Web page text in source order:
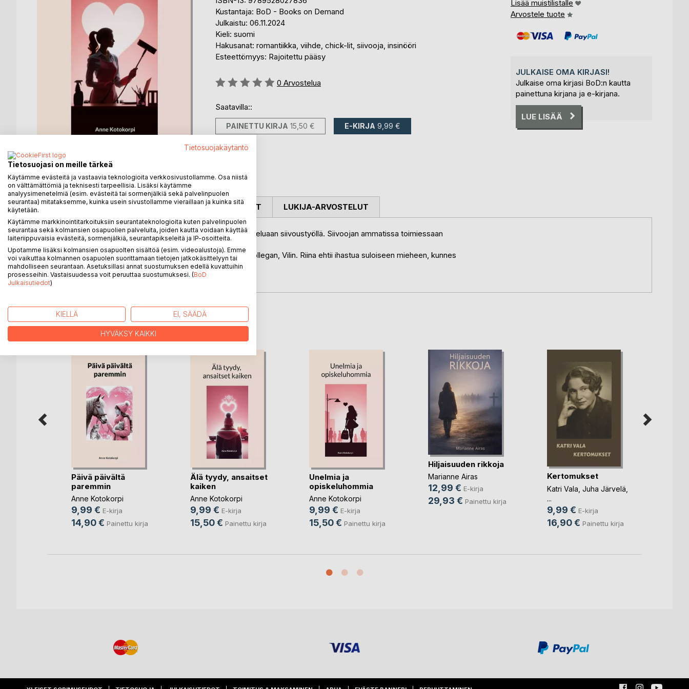
Kustantaja: BoD - Books on Demand
Julkaistu: 06.11.2024
Kieli: suomi
Hakusanat: romantiikka, viihde, chick-lit, siivooja, insinööri
Esteettömyys: Rajoitettu pääsy
Arvostelu::
0 Arvostelua
Saatavilla::
PAINETTU KIRJA 15,50 € E-KIRJA 9,99 €
Lisää muistilistalle
Arvostele tuote
JULKAISE OMA KIRJASI!
Julkaise oma kirjasi BoD:n kautta
painettuna kirjana ja e-kirjana.
LUE LISÄÄ
KUVAUS
Riina on maanläheinen tuleva insinööri, joka rahoittaa opiskeluaan siivoustyöllä. Siivoojan ammatissa toimiessaan
Riina törmää myös ihmisten ennakkoluuloihin ja asenteisiin.
Eräällä työkeikalla Riina kohtaa hurmaavan miespuolisen kollegan, Vilin. Riina ehtii ihastua suloiseen mieheen, kunnes
selviää, että Vili onkin Riinan pomon miesystävä.
Loppuuko suhde ennen kuin se ehti edes alkaa?
KIRJAILIJA LEHDISTÖARVOSTELUT LUKIJA-ARVOSTELUT
LISÄÄ KIRJOJA BoD:LLA
Päivä päivältä
paremmin
Anne Kotokorpi
9,99 € E-kirja
14,90 € Painettu kirja
Älä tyydy, ansaitset
kaiken
Anne Kotokorpi
9,99 € E-kirja
15,50 € Painettu kirja
Unelmia ja
opiskeluhommia
Anne Kotokorpi
9,99 € E-kirja
15,50 € Painettu kirja
Hiljaisuuden rikkoja
Marianne Airas
12,99 € E-kirja
29,93 € Painettu kirja
Kertomukset
Katri Vala Juha Järvelä
...
9,99 € E-kirja
16,90 € Painettu kirja
Tietosuojakäytäntö
Tietosuojasi on meille tärkeä
Käytämme evästeitä ja vastaavia teknologioita verkkosivustollamme. Osa niistä
on välttämättömiä ja teknisesti tarpeellisia. Lisäksi käytämme
analyysimenetelmiä (esim. evästeitä tai sormenjälkiä sekä palvelinpuolen
seurantaa) mitataksemme, kuinka usein sivustollamme vieraillaan ja kuinka sitä
käytetään.
Käytämme markkinointitarkoituksiin seurantateknologioita kuten palvelinpuolen
seurantaa sekä kolmansien osapuolien palveluita, joiden kautta voidaan käyttää
laiteriippuvaisia evästeitä, sormenjälkiä, seurantapikseleitä ja IP-osoitteita.
Upotamme lisäksi kolmansien osapuolten sisältöä (esim. videoalustoja). Emme
voi vaikuttaa kolmannen osapuolen suorittamaan tietojen jatkokäsittelyyn tai
mahdolliseen seurantaan. Asetuksillasi annat suostumuksen edellä kuvattuihin
prosesseihin. Vastaisuudessa voit peruuttaa suostumuksesi. (BoD
Julkaisutiedot)
KIELLÄ EI, SÄÄDÄ
HYVÄKSY KAIKKI